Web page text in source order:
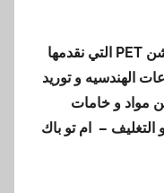
PET
التي نقدمها
الهندسيه و توريد
مواد و خامات
و التغليف – ام تو باك